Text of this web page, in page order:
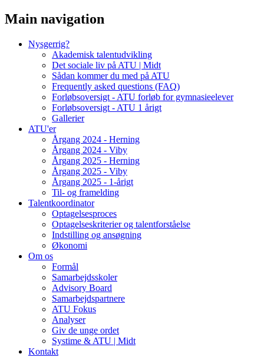
Main navigation
Nysgerrig?
Akademisk talentudvikling
Det sociale liv på ATU | Midt
Sådan kommer du med på ATU
Frequently asked questions (FAQ)
Forløbsoversigt - ATU forløb for gymnasieelever
Forløbsoversigt - ATU 1 årigt
Gallerier
ATU'er
Årgang 2024 - Herning
Årgang 2024 - Viby
Årgang 2025 - Herning
Årgang 2025 - Viby
Årgang 2025 - 1-årigt
Til- og framelding
Talentkoordinator
Optagelsesproces
Optagelseskriterier og talentforståelse
Indstilling og ansøgning
Økonomi
Om os
Formål
Samarbejdsskoler
Advisory Board
Samarbejdspartnere
ATU Fokus
Analyser
Giv de unge ordet
Systime & ATU | Midt
Kontakt